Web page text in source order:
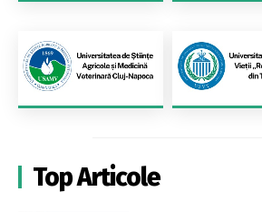
Top Articole